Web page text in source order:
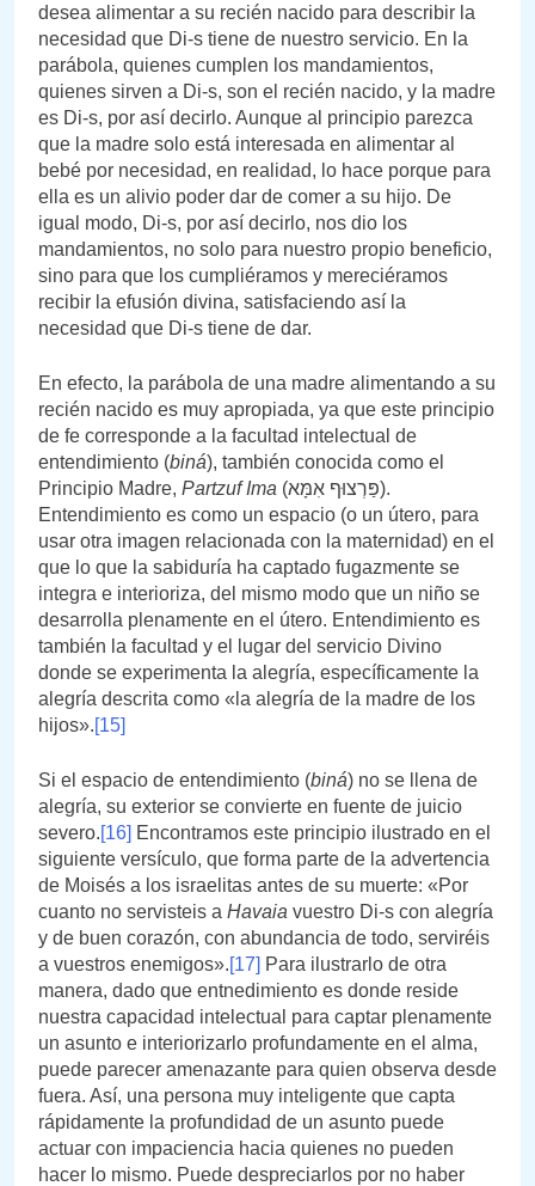
desea alimentar a su recién nacido para describir la
necesidad que Di-s tiene de nuestro servicio. En la
parábola, quienes cumplen los mandamientos,
quienes sirven a Di-s, son el recién nacido, y la madre
es Di-s, por así decirlo. Aunque al principio parezca
que la madre solo está interesada en alimentar al
bebé por necesidad, en realidad, lo hace porque para
ella es un alivio poder dar de comer a su hijo. De
igual modo, Di-s, por así decirlo, nos dio los
mandamientos, no solo para nuestro propio beneficio,
sino para que los cumpliéramos y mereciéramos
recibir la efusión divina, satisfaciendo así la
necesidad que Di-s tiene de dar.
En efecto, la parábola de una madre alimentando a su
recién nacido es muy apropiada, ya que este principio
de fe corresponde a la facultad intelectual de
entendimiento (biná), también conocida como el
Principio Madre, Partzuf Ima (פַּרְצוּף אִמָּא).
Entendimiento es como un espacio (o un útero, para
usar otra imagen relacionada con la maternidad) en el
que lo que la sabiduría ha captado fugazmente se
integra e interioriza, del mismo modo que un niño se
desarrolla plenamente en el útero. Entendimiento es
también la facultad y el lugar del servicio Divino
donde se experimenta la alegría, específicamente la
alegría descrita como «la alegría de la madre de los
hijos».[15]
Si el espacio de entendimiento (biná) no se llena de
alegría, su exterior se convierte en fuente de juicio
severo.[16] Encontramos este principio ilustrado en el
siguiente versículo, que forma parte de la advertencia
de Moisés a los israelitas antes de su muerte: «Por
cuanto no servisteis a Havaia vuestro Di-s con alegría
y de buen corazón, con abundancia de todo, serviréis
a vuestros enemigos».[17] Para ilustrarlo de otra
manera, dado que entnedimiento es donde reside
nuestra capacidad intelectual para captar plenamente
un asunto e interiorizarlo profundamente en el alma,
puede parecer amenazante para quien observa desde
fuera. Así, una persona muy inteligente que capta
rápidamente la profundidad de un asunto puede
actuar con impaciencia hacia quienes no pueden
hacer lo mismo. Puede despreciarlos por no haber